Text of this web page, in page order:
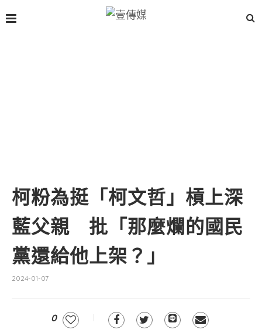
柯粉為挺「柯文哲」槓上深
藍父親 批「那麼爛的國民
黨還給他上架？」
2024-01-07
0